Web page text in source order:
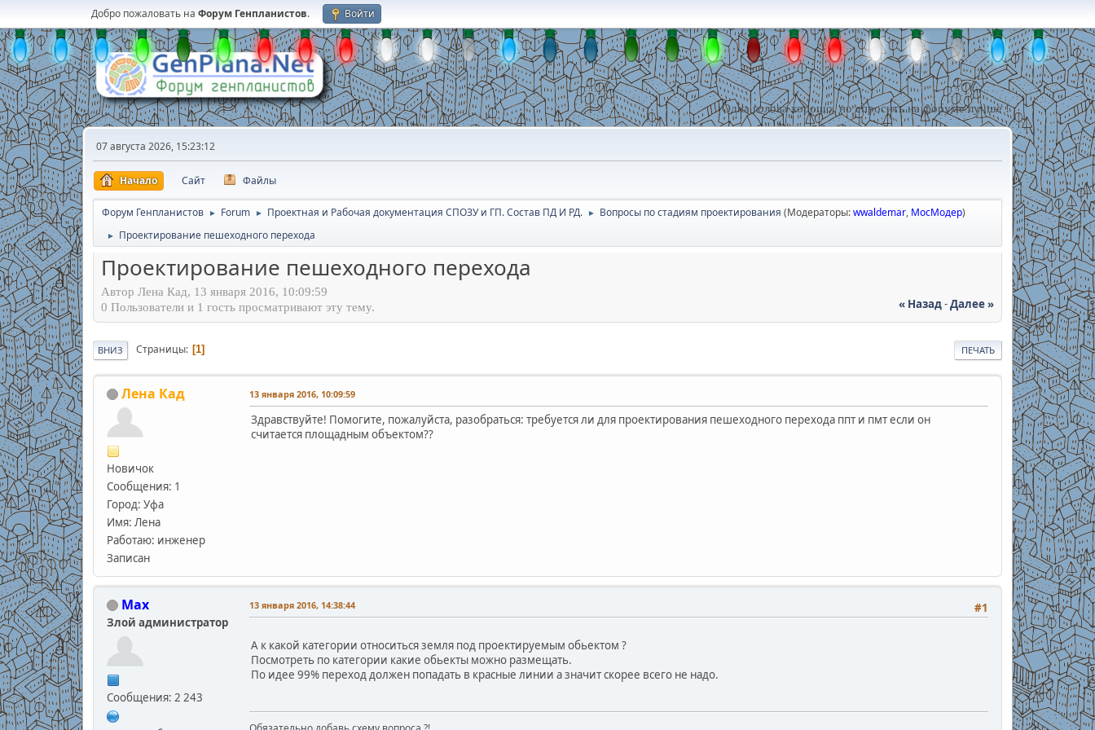
Добро пожаловать на Форум Генпланистов. Войти
Одна голова хорошо, но спросить на форуме лучше !
07 августа 2026, 15:23:12
Начало Сайт Файлы
Форум Генпланистов ► Forum ► Проектная и Рабочая документация СПОЗУ и ГП. Состав ПД И РД. ► Вопросы по стадиям проектирования (Модераторы:wwaldemar, МосМодер)
► Проектирование пешеходного перехода
Проектирование пешеходного перехода
Автор Лена Кад, 13 января 2016, 10:09:59
« Назад-Далее »
0 Пользователи и 1 гость просматривают эту тему.
ПЕЧАТЬ
ВНИЗ Страницы 1
Лена Кад
Новичок
Сообщения: 1
Город: Уфа
Имя: Лена
Работаю: инженер
Записан
13 января 2016, 10:09:59
Здравствуйте! Помогите, пожалуйста, разобраться: требуется ли для проектирования пешеходного перехода ппт и пмт если он
считается площадным объектом??
Max
Злой администратор
Сообщения: 2 243
#1
13 января 2016, 14:38:44
А к какой категории относиться земля под проектируемым обьектом ?
Посмотреть по категории какие обьекты можно размещать.
По идее 99% переход должен попадать в красные линии а значит скорее всего не надо.